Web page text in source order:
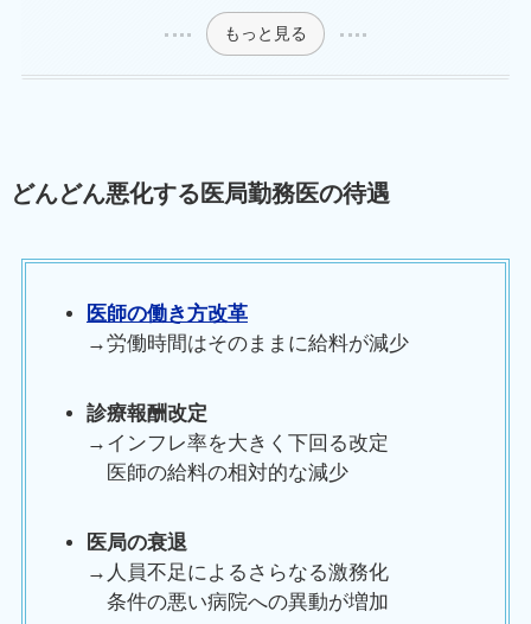
もっと見る
どんどん悪化する医局勤務医の待遇
医師の働き方改革
→労働時間はそのままに給料が減少
診療報酬改定
→インフレ率を大きく下回る改定
医師の給料の相対的な減少
医局の衰退
→人員不足によるさらなる激務化
条件の悪い病院への異動が増加